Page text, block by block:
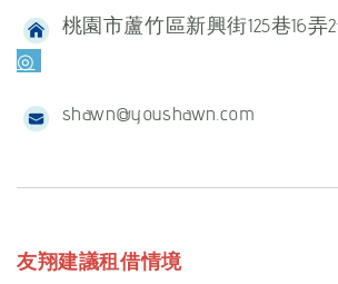
桃園市蘆竹區新興街125巷16弄
◎
shawn@youshawn.com
友翔建議租借情境